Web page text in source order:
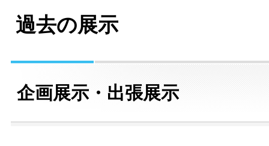
過去の展示
企画展示・出張展示